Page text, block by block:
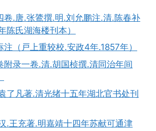
卷.唐.张鷟撰.明.刘允鹏注.清.陈春补
陈氏湖海楼刊本）
注（戸上重较校.安政4年.1857年）
附录一卷.清.胡国桢撰.清同治年间
了凡著.清光绪十五年湖北官书处刊
.王充著.明嘉靖十四年苏献可通津